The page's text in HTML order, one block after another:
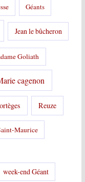
Géants
Jean le bûcheron
Goliath
cagenon
Reuze
Maurice
week-end Géant